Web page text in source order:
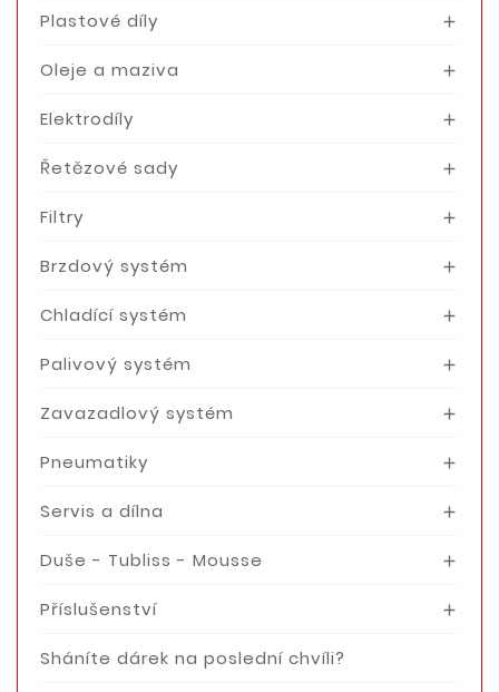
Plastové díly 
Oleje a maziva 
Elektrodíly 
Řetězové sady 
Filtry 
Brzdový systém 
Chladící systém 
Palivový systém 
Zavazadlový systém 
Pneumatiky 
Servis a dílna 
Duše - Tubliss - Mousse 
Příslušenství 
Sháníte dárek na poslední chvíli?